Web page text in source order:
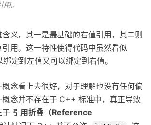
。
义，其一是最基础的右值引用，其二则
用。这一特性使得代码中虽然看似
定到左值又可以绑定到右值。
念看上去很好，对于理解也没有任何偏
概念并不存在于 C++ 标准中，真正导致
于 引用折叠（Reference